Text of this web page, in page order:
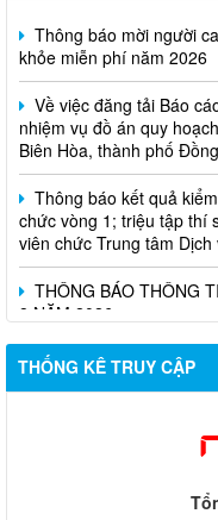
Về việc đăng tải Báo
nhiệm vụ đồ án quy
Biên Hòa, thành phố
Thông báo kết quả
chức vòng 1; triệu tập thí
viên chức Trung tâm
THÔNG BÁO THÔNG
8 NĂM 2026
THỐNG KÊ TRUY CẬP